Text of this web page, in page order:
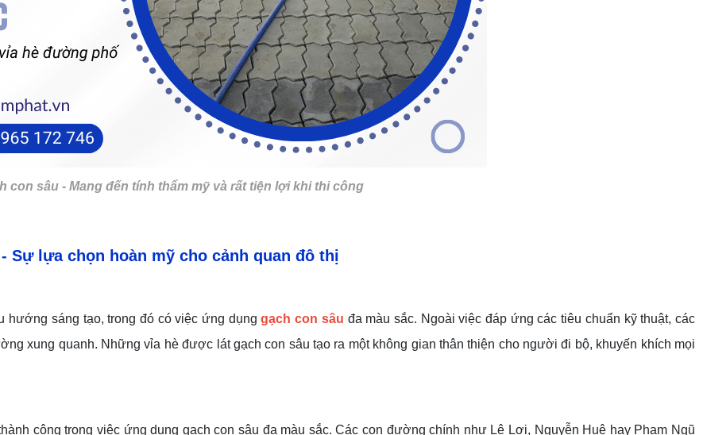
con sâu - Mang đến tính thẩm mỹ và rất tiện lợi khi thi công
- Sự lựa chọn hoàn mỹ cho cảnh quan đô thị
hướng sáng tạo, trong đó có việc ứng dụnggạch con sâu đa màu sắc. Ngoài việc đáp ứng các tiêu chuẩn kỹ thuật, các
xung quanh. Những vỉa hè được lát gạch con sâu tạo ra một không gian thân thiện cho người đi bộ, khuyến khích mọi
công trong việc ứng dụng gạch con sâu đa màu sắc. Các con đường chính như Lê Lợi, Nguyễn Huệ hay Phạm Ngũ